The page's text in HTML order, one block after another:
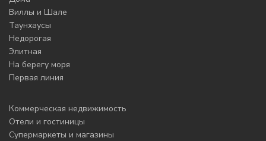
Виллы и Шале
Таунхаусы
Недорогая
Элитная
На берегу моря
Первая линия
Коммерческая недвижимость
Отели и гостиницы
Супермаркеты и магазины